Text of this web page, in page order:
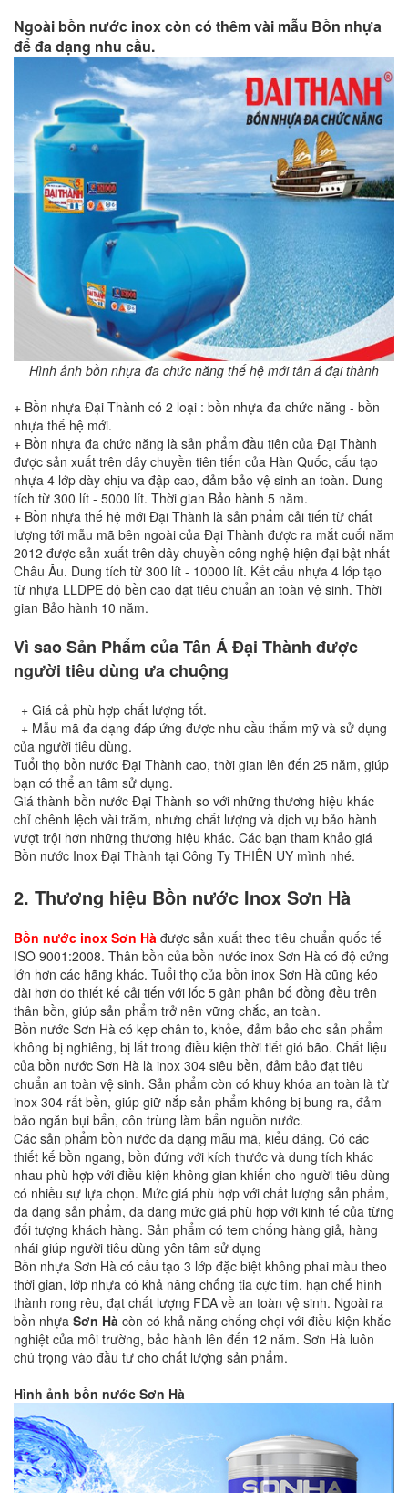
Ngoài bồn nước inox còn có thêm vài mẫu Bồn nhựa
để đa dạng nhu cầu.
Hình ảnh bồn nhựa đa chức năng thế hệ mới tân á đại thành
+ Bồn nhựa Đại Thành có 2 loại : bồn nhựa đa chức năng - bồn
nhựa thế hệ mới.
+ Bồn nhựa đa chức năng là sản phẩm đầu tiên của Đại Thành
được sản xuất trên dây chuyền tiên tiến của Hàn Quốc, cấu tạo
nhựa 4 lớp dày chịu va đập cao, đảm bảo vệ sinh an toàn. Dung
tích từ 300 lít - 5000 lít. Thời gian Bảo hành 5 năm.
+ Bồn nhựa thế hệ mới Đại Thành là sản phẩm cải tiến từ chất
lượng tới mẫu mã bên ngoài của Đại Thành được ra mắt cuối năm
2012 được sản xuất trên dây chuyền công nghệ hiện đại bật nhất
Châu Âu. Dung tích từ 300 lít - 10000 lít. Kết cấu nhựa 4 lớp tạo
từ nhựa LLDPE độ bền cao đạt tiêu chuẩn an toàn vệ sinh. Thời
gian Bảo hành 10 năm.
Vì sao Sản Phẩm của Tân Á Đại Thành được
người tiêu dùng ưa chuộng
+ Giá cả phù hợp chất lượng tốt.
+ Mẫu mã đa dạng đáp ứng được nhu cầu thẩm mỹ và sử dụng
của người tiêu dùng.
Tuổi thọ bồn nước Đại Thành cao, thời gian lên đến 25 năm, giúp
bạn có thể an tâm sử dụng.
Giá thành bồn nước Đại Thành so với những thương hiệu khác
chỉ chênh lệch vài trăm, nhưng chất lượng và dịch vụ bảo hành
vượt trội hơn những thương hiệu khác. Các bạn tham khảo giá
Bồn nước Inox Đại Thành tại Công Ty THIÊN UY mình nhé.
2. Thương hiệu Bồn nước Inox Sơn Hà
Bồn nước inox Sơn Hà được sản xuất theo tiêu chuẩn quốc tế
ISO 9001:2008. Thân bồn của bồn nước inox Sơn Hà có độ cứng
lớn hơn các hãng khác. Tuổi thọ của bồn inox Sơn Hà cũng kéo
dài hơn do thiết kế cải tiến với lốc 5 gân phân bố đồng đều trên
thân bồn, giúp sản phẩm trở nên vững chắc, an toàn.
Bồn nước Sơn Hà có kẹp chân to, khỏe, đảm bảo cho sản phẩm
không bị nghiêng, bị lất trong điều kiện thời tiết gió bão. Chất liệu
của bồn nước Sơn Hà là inox 304 siêu bền, đảm bảo đạt tiêu
chuẩn an toàn vệ sinh. Sản phẩm còn có khuy khóa an toàn là từ
inox 304 rất bền, giúp giữ nắp sản phẩm không bị bung ra, đảm
bảo ngăn bụi bẩn, côn trùng làm bẩn nguồn nước.
Các sản phẩm bồn nước đa dạng mẫu mã, kiểu dáng. Có các
thiết kế bồn ngang, bồn đứng với kích thước và dung tích khác
nhau phù hợp với điều kiện không gian khiến cho người tiêu dùng
có nhiều sự lựa chọn. Mức giá phù hợp với chất lượng sản phẩm,
đa dạng sản phẩm, đa dạng mức giá phù hợp với kinh tế của từng
đối tượng khách hàng. Sản phẩm có tem chống hàng giả, hàng
nhái giúp người tiêu dùng yên tâm sử dụng
Bồn nhựa Sơn Hà có cầu tạo 3 lớp đặc biệt không phai màu theo
thời gian, lớp nhựa có khả năng chống tia cực tím, hạn chế hình
thành rong rêu, đạt chất lượng FDA về an toàn vệ sinh. Ngoài ra
bồn nhựa Sơn Hà còn có khả năng chống chọi với điều kiện khắc
nghiệt của môi trường, bảo hành lên đến 12 năm. Sơn Hà luôn
chú trọng vào đầu tư cho chất lượng sản phẩm.
Hình ảnh bồn nước Sơn Hà